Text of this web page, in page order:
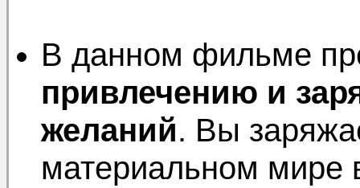
В данном фильме
привлечению и
желаний. Вы
материальном мире